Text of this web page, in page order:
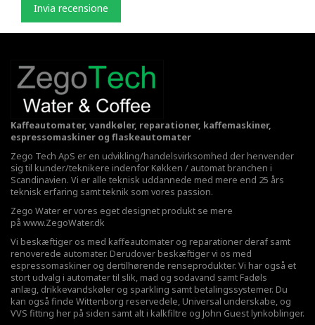
Invia recensione
Kaffeautomater, vandkøler, reparationer, kaffemaskiner,
espressomaskiner og flaskeautomater
Zego Tech ApS er en udvikling/handelsvirksomhed der henvender
sig til kunder/teknikere indenfor Køkken / automat branchen i
Scandinavien. Vi er alle teknisk uddannede med mere end 25 års
teknisk erfaring samt teknik som vores passion.
Zego Water er vores eget designet produkt se mere
på www.ZegoWater.dk
Vi beskæftiger os med kaffeautomater og reparationer deraf samt
renoverede automater. Derudover beskæftiger vi os med
espressomaskiner og dertilhørende renseprodukter. Vi har også et
stort udvalg i automater til slik, mad og sodavand samt Fadøls
anlæg, drikkevandskøler og sparkling samt betalingssystemer. Du
kan også finde Wittenborg reservedele, Universal underskabe, og
VVS fitting her på siden samt alt i kalkfiltre og John Guest lynkoblinger.